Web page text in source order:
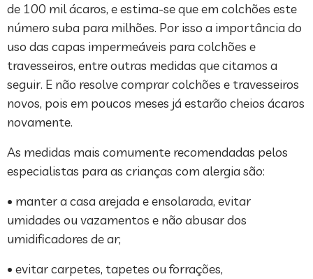
de 100 mil ácaros, e estima-se que em colchões este
número suba para milhões. Por isso a importância do
uso das capas impermeáveis para colchões e
travesseiros, entre outras medidas que citamos a
seguir. E não resolve comprar colchões e travesseiros
novos, pois em poucos meses já estarão cheios ácaros
novamente.
As medidas mais comumente recomendadas pelos
especialistas para as crianças com alergia são:
• manter a casa arejada e ensolarada, evitar
umidades ou vazamentos e não abusar dos
umidificadores de ar;
• evitar carpetes, tapetes ou forrações,